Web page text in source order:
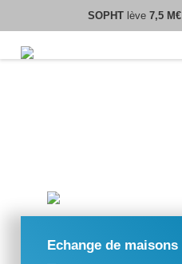
SOPHT lève 7,5 M€
Echange de maisons